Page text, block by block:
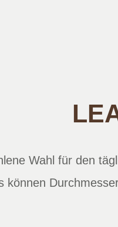
Wahl für den
können